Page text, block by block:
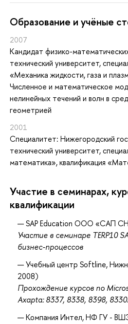
Oбразование и учёные
2007
Кандидат физико-
технический университет,
«Механика жидкости, газа и
Численное и математическое
нелинейных течений и волн в
геометрией
2001
Специалитет: Нижегородский
технический университет,
математика», квалификация
Участие в семинарах,
квалификации
SAP Education ООО «САП
Участие в семинаре TERP10
бизнес-процессов
Учебный центр Softline,
2008)
Прохождение курсов по
Axapta: 8337, 8338, 8398,
Компания Интел, НФ ГУ -